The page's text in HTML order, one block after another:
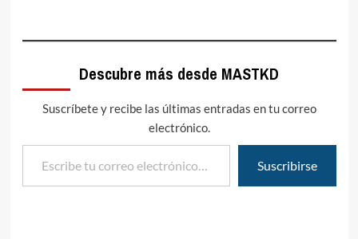
Descubre más desde MASTKD
Suscríbete y recibe las últimas entradas en tu correo
electrónico.
Escribe tu correo electrónico…
Suscribirse